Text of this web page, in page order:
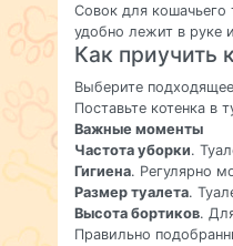
Совок для
удобно лежит в руке
Как приучить
Выберите
Поставьте котенка в
Важные моменты
Частота уборки.
Гигиена. Регулярно
Размер туалета.
Высота бортиков.
Правильно